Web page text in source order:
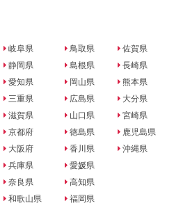
岐阜県
静岡県
愛知県
三重県
滋賀県
京都府
大阪府
兵庫県
奈良県
和歌山県
鳥取県
島根県
岡山県
広島県
山口県
徳島県
香川県
愛媛県
高知県
福岡県
佐賀県
長崎県
熊本県
大分県
宮崎県
鹿児島県
沖縄県